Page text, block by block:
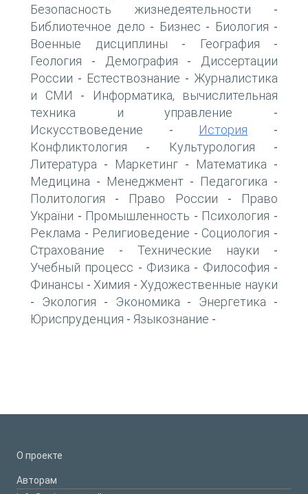
Безопасность жизнедеятельности -
Библиотечное дело - Бизнес - Биология -
Военные дисциплины - География -
Геология - Демография -
Диссертации
России - Естествознание - Журналистика
и СМИ -
Информатика, вычислительная
техника и управление -
Искусствоведение - История -
Конфликтология - Культурология -
Литература - Маркетинг - Математика -
Медицина - Менеджмент - Педагогика -
Политология - Право России -
Право
України - Промышленность - Психология -
Реклама - Религиоведение - Социология -
Страхование - Технические науки -
Учебный процесс - Физика - Философия -
Финансы - Химия - Художественные науки
- Экология - Экономика - Энергетика -
Юриспруденция - Языкознание -
О проекте
Авторам